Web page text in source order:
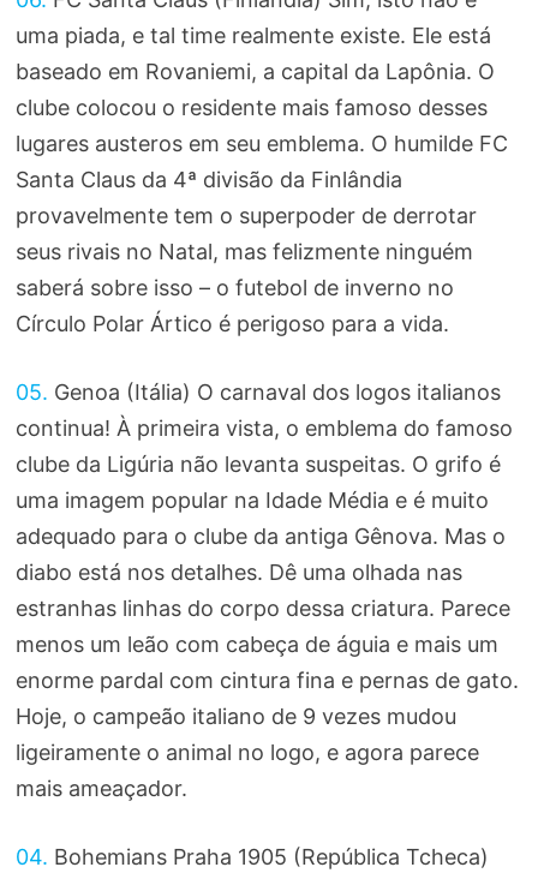
uma piada, e tal time realmente existe. Ele está
baseado em Rovaniemi, a capital da Lapônia. O
clube colocou o residente mais famoso desses
lugares austeros em seu emblema. O humilde FC
Santa Claus da 4ª divisão da Finlândia
provavelmente tem o superpoder de derrotar
seus rivais no Natal, mas felizmente ninguém
saberá sobre isso – o futebol de inverno no
Círculo Polar Ártico é perigoso para a vida.
05. Genoa (Itália) O carnaval dos logos italianos
continua! À primeira vista, o emblema do famoso
clube da Ligúria não levanta suspeitas. O grifo é
uma imagem popular na Idade Média e é muito
adequado para o clube da antiga Gênova. Mas o
diabo está nos detalhes. Dê uma olhada nas
estranhas linhas do corpo dessa criatura. Parece
menos um leão com cabeça de águia e mais um
enorme pardal com cintura fina e pernas de gato.
Hoje, o campeão italiano de 9 vezes mudou
ligeiramente o animal no logo, e agora parece
mais ameaçador.
04. Bohemians Praha 1905 (República Tcheca)